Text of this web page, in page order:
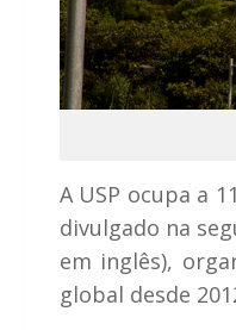
A USP ocupa a
divulgado na
em inglês),
global desde